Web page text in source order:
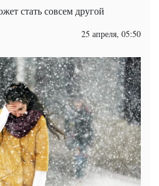
стать совсем другой
25 апреля, 05:50